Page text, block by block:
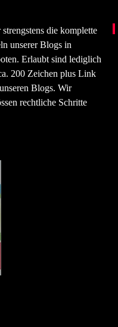
die komplette
unserer Blogs in
Erlaubt sind lediglich
200 Zeichen plus Link
Blogs. Wir
rechtliche Schritte